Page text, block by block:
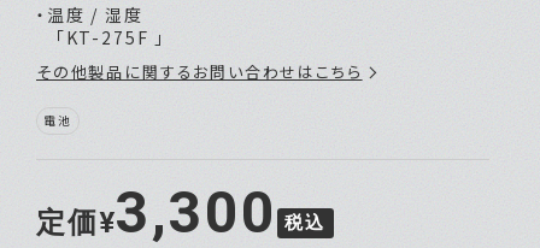
・温度 / 湿度
「KT-275F 」
その他製品に関するお問い合わせはこちら
電池
定価¥3,300 税込